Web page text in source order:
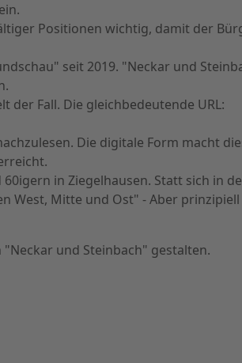
Positionen wichtig, damit der
seit 2019. "Neckar und
der Fall. Die gleichbedeutende URL:
Die digitale Form macht
in Ziegelhausen. Statt sich in
West, Mitte und Ost" - Aber
und Steinbach" gestalten.